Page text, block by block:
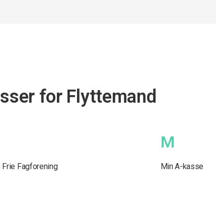
for Flyttemand
Frie Fagforening
M
Min A-kasse